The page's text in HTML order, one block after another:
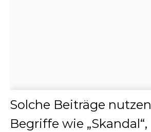
Solche Beiträge
Begriffe wie „Skandal“,